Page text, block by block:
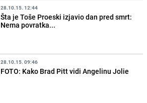
28.10.15. 12:44
Šta je Toše Proeski izjavio dan pred smrt:
Nema povratka...
28.10.15. 09:46
FOTO: Kako Brad Pitt vidi Angelinu Jolie